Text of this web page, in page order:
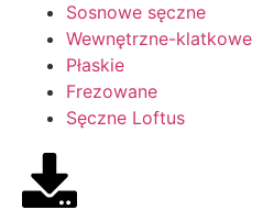
Sosnowe sęczne
Wewnętrzne-klatkowe
Płaskie
Frezowane
Sęczne Loftus